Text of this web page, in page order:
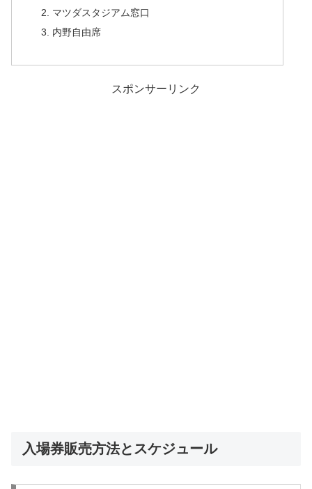
マツダスタジアム窓口
内野自由席
スポンサーリンク
入場券販売方法とスケジュール